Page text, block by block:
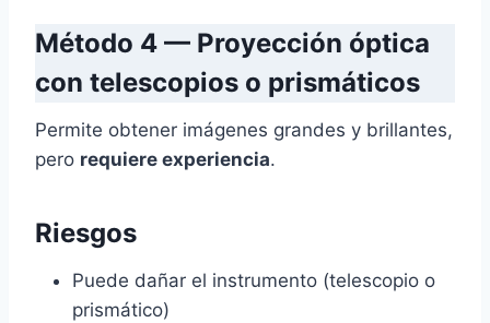
Método 4 — Proyección óptica
con telescopios o prismáticos
Permite obtener imágenes grandes y brillantes,
pero requiere experiencia.
Riesgos
Puede dañar el instrumento (telescopio o
prismático)